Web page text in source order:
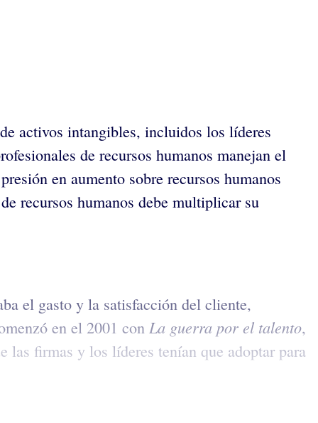
activos intangibles, incluidos los líderes
de recursos humanos manejan el
en aumento sobre recursos humanos
recursos humanos debe multiplicar su
el gasto y la satisfacción del cliente,
en el 2001 con La guerra por el talento,
firmas y los líderes tenían que adoptar para